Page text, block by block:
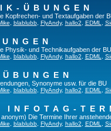
ÜBUNGEN
Kopfrechen- und Textaufgaben der
, blablubb, FlyAndy, hallo2 EDML
Physik- und Technikaufgaben der BU.
blablubb, FlyAndy, hallo2 EDML
Synonyme usw. für die BU
, blablubb, FlyAndy, hallo2 EDML
INFOTAG-
Die Termine Ihrer
, blablubb,FlyAndy, hallo2 EDML ,